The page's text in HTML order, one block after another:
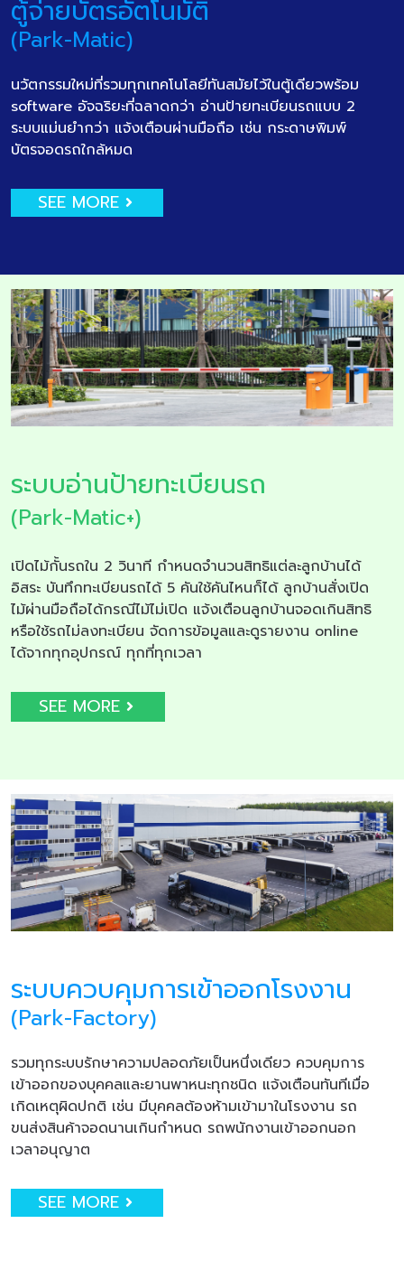
ตู้จ่ายบัตรอัตโนมัติ
(Park-Matic)
นวัตกรรมใหม่ที่รวมทุกเทคโนโลยีทันสมัยไว้ในตู้เดียวพร้อม
software อัจฉริยะที่ฉลาดกว่า อ่านป้ายทะเบียนรถแบบ 2
ระบบแม่นยำกว่า แจ้งเตือนผ่านมือถือ เช่น กระดาษพิมพ์
บัตรจอดรถใกล้หมด
SEE MORE
ระบบอ่านป้ายทะเบียนรถ
(Park-Matic+)
เปิดไม้กั้นรถใน 2 วินาที กำหนดจำนวนสิทธิแต่ละลูกบ้านได้
อิสระ บันทึกทะเบียนรถได้ 5 คันใช้คันไหนก็ได้ ลูกบ้านสั่งเปิด
ไม้ผ่านมือถือได้กรณีไม้ไม่เปิด แจ้งเตือนลูกบ้านจอดเกินสิทธิ
หรือใช้รถไม่ลงทะเบียน จัดการข้อมูลและดูรายงาน online
ได้จากทุกอุปกรณ์ ทุกที่ทุกเวลา
SEE MORE
ระบบควบคุมการเข้าออกโรงงาน
(Park-Factory)
รวมทุกระบบรักษาความปลอดภัยเป็นหนึ่งเดียว ควบคุมการ
เข้าออกของบุคคลและยานพาหนะทุกชนิด แจ้งเตือนทันทีเมื่อ
เกิดเหตุผิดปกติ เช่น มีบุคคลต้องห้ามเข้ามาในโรงงาน รถ
ขนส่งสินค้าจอดนานเกินกำหนด รถพนักงานเข้าออกนอก
เวลาอนุญาต
SEE MORE